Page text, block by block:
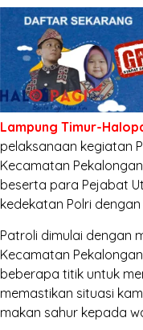
Lampung Timur-
pelaksanaan kegiatan
Kecamatan
beserta para Pejabat
kedekatan Polri
Patroli dimulai dengan
Kecamatan
beberapa titik untuk
memastikan situasi
makan sahur kepada